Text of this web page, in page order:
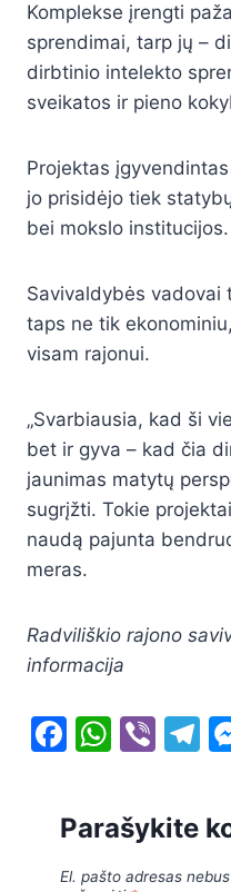
Komplekse įrengti
sprendimai, tarp jų –
dirbtinio intelekto
sveikatos ir pieno
Projektas
jo prisidėjo tiek
bei mokslo institucijos.
Savivaldybės vadovai
taps ne tik
visam rajonui.
„Svarbiausia, kad ši
bet ir gyva – kad čia
jaunimas matytų
sugrįžti. Tokie
naudą pajunta
meras.
Radviliškio rajono
informacija
F
e
b
W
at
s
A
Vi
er
T
a
Parašykite
El. pašto adresas